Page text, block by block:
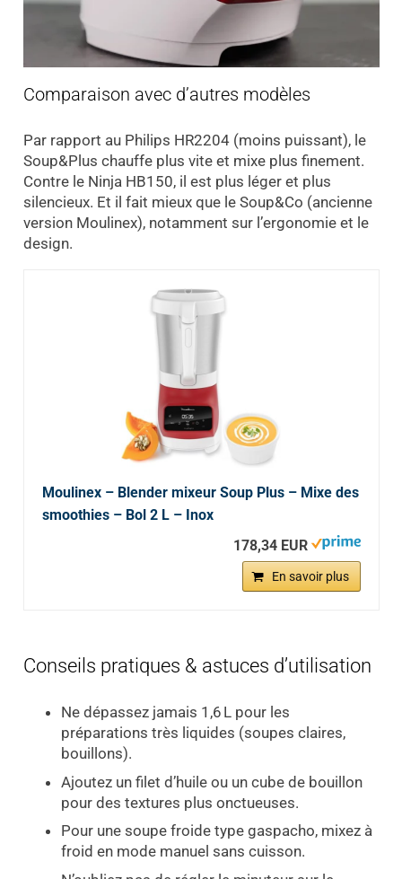
Comparaison avec d’autres modèles
Par rapport au Philips HR2204 (moins puissant), le
Soup&Plus chauffe plus vite et mixe plus finement.
Contre le Ninja HB150, il est plus léger et plus
silencieux. Et il fait mieux que le Soup&Co (ancienne
version Moulinex), notamment sur l’ergonomie et le
design.
Moulinex – Blender mixeur Soup Plus – Mixe des
smoothies – Bol 2 L – Inox
178,34 EUR
En savoir plus
Conseils pratiques & astuces d’utilisation
Ne dépassez jamais 1,6 L pour les
préparations très liquides (soupes claires,
bouillons).
Ajoutez un filet d’huile ou un cube de bouillon
pour des textures plus onctueuses.
Pour une soupe froide type gaspacho, mixez à
froid en mode manuel sans cuisson.